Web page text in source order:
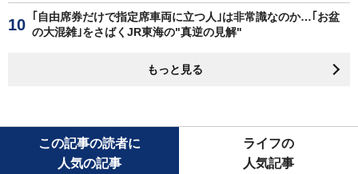
｢自由席券だけで指定席車両に立つ人｣は非常識なのか…｢お盆
の大混雑｣をさばくJR東海の"真逆の見解"
もっと見る
この記事の読者に
人気の記事
ライフの
人気記事